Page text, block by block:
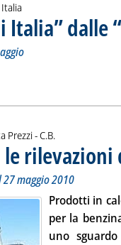
Italia
Italia” dalle
'Gli “stacchi Italia”
alla notizia
Prezzi -di:
C.B.
rilevazioni
27 maggio 2010
Prodotti in
per la
uno